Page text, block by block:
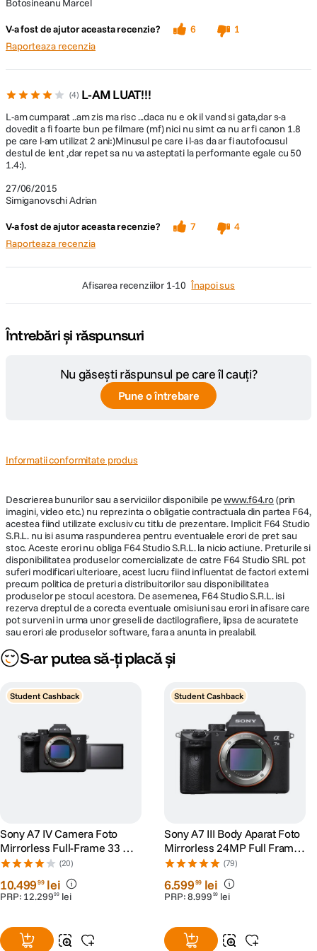
Botosineanu Marcel
V-a fost de ajutor aceasta recenzie? 6
1
Raporteaza recenzia
4 L-AM LUAT!!!
27/06/2015
Simiganovschi Adrian
L-am cumparat ..am zis ma risc ...daca nu e ok il vand si gata,dar s-a
dovedit a fi foarte bun pe filmare (mf) nici nu simt ca nu ar fi canon 1.8
pe care l-am utilizat 2 ani:)Minusul pe care i l-as da ar fi autofocusul
destul de lent ,dar repet sa nu va asteptati la performante egale cu 50
1.4:).
V-a fost de ajutor aceasta recenzie? 7
4
Raporteaza recenzia
afisarea recenziilor 1-10 Înapoi sus
Întrebări și răspunsuri
Nu găsești răspunsul pe care îl cauți?
Pune o întrebare
Informatii conformitate produs
Descrierea bunurilor sau a serviciilor disponibile pewww.f64.ro(prin
imagini, video etc.) nu reprezinta o obligatie contractuala din partea F64,
acestea fiind utilizate exclusiv cu titlu de prezentare. Implicit F64 Studio
S.R.L. nu isi asuma raspunderea pentru eventualele erori de pret sau
stoc. Aceste erori nu obliga F64 Studio S.R.L. la nicio actiune. Preturile si
disponibilitatea produselor comercializate de catre F64 Studio SRL pot
suferi modificari ulterioare, acest lucru fiind influentat de factori externi
precum politica de preturi a distribuitorilor sau disponibilitatea
produselor pe stocul acestora. De asemenea, F64 Studio S.R.L. isi
rezerva dreptul de a corecta eventuale omisiuni sau erori in afisare care
pot surveni in urma unor greseli de dactilografiere, lipsa de acuratete
sau erori ale produselor software, fara a anunta in prealabil.
S-ar putea să-ți placă și
Student Cashback
Sony A7 IV Camera Foto
Mirrorless Full-Frame 33 MP
AF in Timp Real 10cps
4K60p Negru
(20)
10.49999 lei
PRP: 12.29999 lei
Student Cashback
Sony A7 III Body Aparat Foto
Mirrorless 24MP Full Frame
4K
(79)
6.59999 lei
PRP:8.999 99 lei